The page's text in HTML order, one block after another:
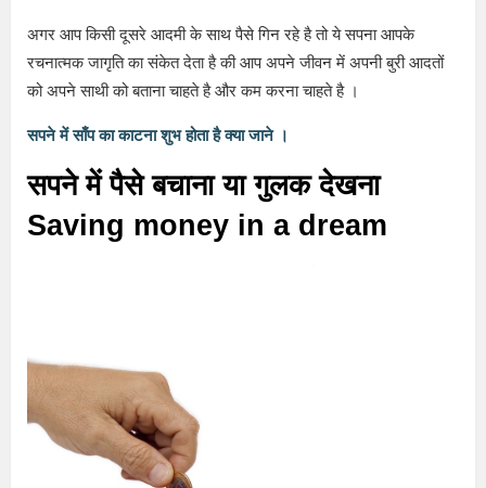
अगर आप किसी दूसरे आदमी के साथ पैसे गिन रहे है तो ये सपना आपके
रचनात्मक जागृति का संकेत देता है की आप अपने जीवन में अपनी बुरी आदतों
को अपने साथी को बताना चाहते है और कम करना चाहते है ।
सपने में साँप का काटना शुभ होता है क्या जाने ।
सपने में पैसे बचाना या गुलक देखना
Saving money in a dream